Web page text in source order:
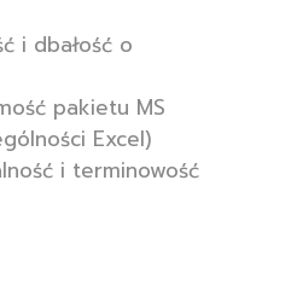
i dbałość o
pakietu MS
Excel)
i terminowość